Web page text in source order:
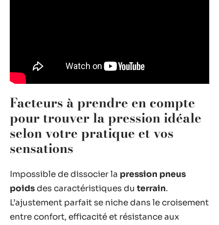
Facteurs à prendre en compte
pour trouver la pression idéale
selon votre pratique et vos
sensations
Impossible de dissocier la pression pneus
poids des caractéristiques du terrain.
L’ajustement parfait se niche dans le croisement
entre confort, efficacité et résistance aux